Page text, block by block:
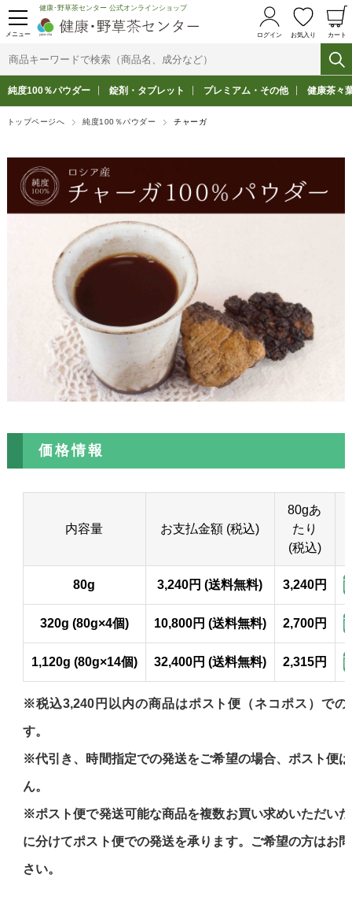
メニュー
健康･野草茶センター 公式オンラインショップ
ログイン お気入り カート
純度100％パウダー 錠剤・タブレット プレミアム・その他 健康茶々
トップページへ 純度100％パウダー チャーガ
価格情報
内容量 お支払金額 (税込)
80gあ
たり
(税込)
80g 3,240円 (送料無料) 3,240円
320g (80g×4個) 10,800円 (送料無料) 2,700円
1,120g (80g×14個) 32,400円 (送料無料) 2,315円
※税込3,240円以内の商品はポスト便（ネコポス）での
す。
※代引き、時間指定での発送をご希望の場合、ポスト便
ん。
※ポスト便で発送可能な商品を複数お買い求めいただい
に分けてポスト便での発送を承ります。ご希望の方はお
さい。